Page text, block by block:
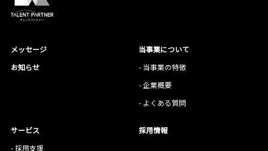
メッセージ
お知らせ
当事業について
- 当事業の特徴
- 企業概要
- よくある質問
サービス
- 採用支援
採用情報